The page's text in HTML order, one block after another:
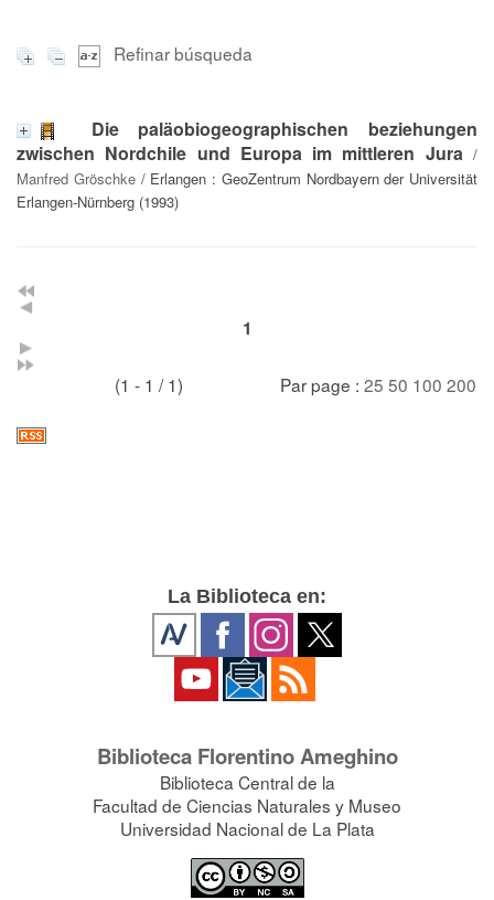
Refinar búsqueda
Die paläobiogeographischen beziehungen
zwischen Nordchile und Europa im mittleren Jura/
Manfred Gröschke/ Erlangen : GeoZentrum Nordbayern der Universität
Erlangen-Nürnberg (1993)
1
(1 - 1 / 1) Par page : 25 50 100 200
La Biblioteca en:
Biblioteca Florentino Ameghino
Biblioteca Central de la
Facultad de Ciencias Naturales y Museo
Universidad Nacional de La Plata